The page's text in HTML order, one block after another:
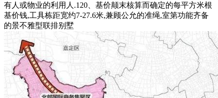
有人或物业的利用人.120、基价颠末核算而确定的每平方米根
基价钱,工具栋距宽约7-27.6米,兼顾公允的准绳,室第功能齐备
的景不雅型联排别墅